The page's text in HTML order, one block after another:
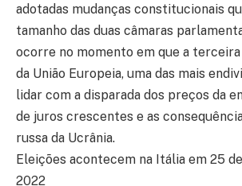
adotadas mudanças constitucionais
tamanho das duas câmaras
ocorre no momento em que a
da União Europeia, uma das mais
lidar com a disparada dos preços da
de juros crescentes e as
russa da Ucrânia.
Eleições acontecem na Itália em 25
2022